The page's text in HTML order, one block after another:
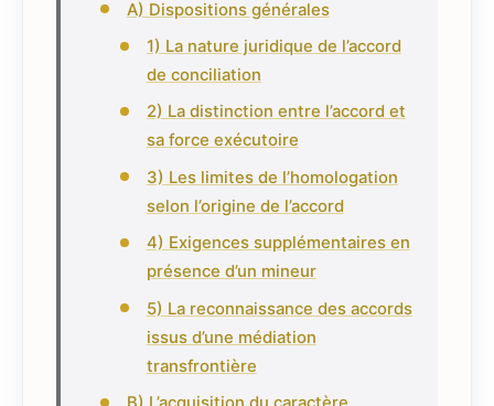
A) Dispositions générales
1) La nature juridique de l’accord
de conciliation
2) La distinction entre l’accord et
sa force exécutoire
3) Les limites de l’homologation
selon l’origine de l’accord
4) Exigences supplémentaires en
présence d’un mineur
5) La reconnaissance des accords
issus d’une médiation
transfrontière